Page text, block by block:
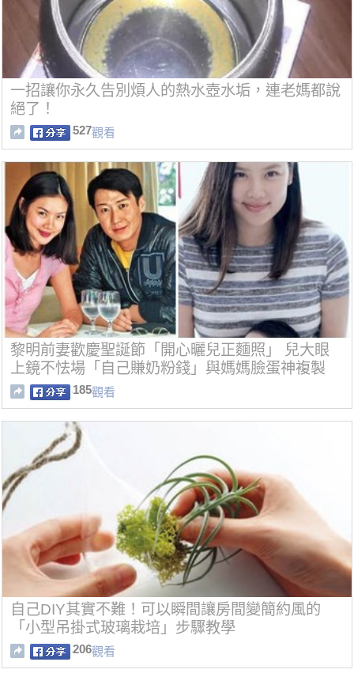
一招讓你永久告別煩人的熱水壺水垢，連老媽都說
絕了！
527觀看
黎明前妻歡慶聖誕節「開心曬兒正麵照」 兒大眼
上鏡不怯場「自己賺奶粉錢」與媽媽臉蛋神複製
185觀看
自己DIY其實不難！可以瞬間讓房間變簡約風的
「小型吊掛式玻璃栽培」步驟教學
206觀看